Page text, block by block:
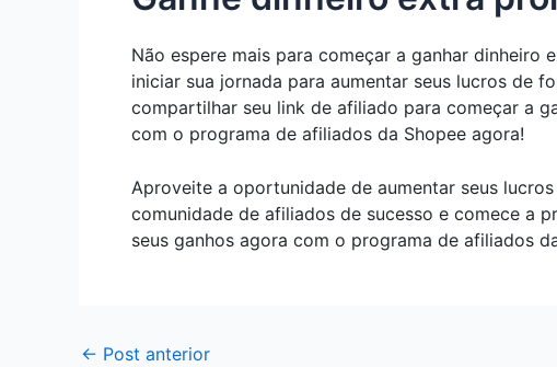
Não espere mais para começar a ganhar
iniciar sua jornada para aumentar seus lucros de
compartilhar seu link de afiliado para começar a
com o programa de afiliados da Shopee agora!
Aproveite a oportunidade de aumentar seus
comunidade de afiliados de sucesso e comece a
seus ganhos agora com o programa de afiliados
← Post anterior